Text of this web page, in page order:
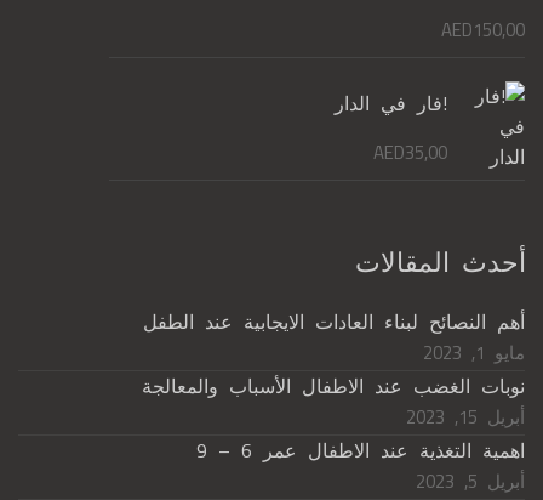
AED150,00
!فار في الدار
AED35,00
أحدث المقالات
أهم النصائح لبناء العادات الايجابية عند الطفل
مايو 1, 2023
نوبات الغضب عند الاطفال الأسباب والمعالجة
أبريل 15, 2023
اهمية التغذية عند الاطفال عمر 6 – 9
أبريل 5, 2023